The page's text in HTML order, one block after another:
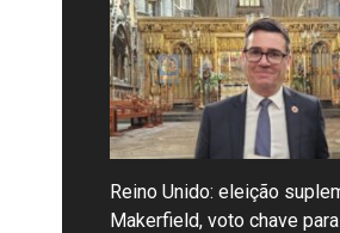
Reino Unido: eleição
Makerfield, voto chave